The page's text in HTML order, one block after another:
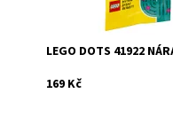
LEGO DOTS 41922
169 Kč